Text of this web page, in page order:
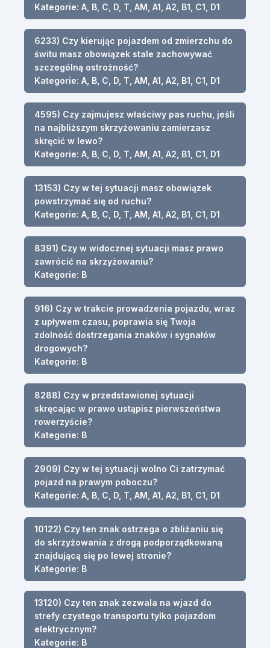
Kategorie: A, B, C, D, T, AM, A1, A2, B1, C1, D1
6233) Czy kierując pojazdem od zmierzchu do
świtu masz obowiązek stale zachowywać
szczególną ostrożność?
Kategorie: A, B, C, D, T, AM, A1, A2, B1, C1, D1
4595) Czy zajmujesz właściwy pas ruchu, jeśli
na najbliższym skrzyżowaniu zamierzasz
skręcić w lewo?
Kategorie: A, B, C, D, T, AM, A1, A2, B1, C1, D1
13153) Czy w tej sytuacji masz obowiązek
powstrzymać się od ruchu?
Kategorie: A, B, C, D, T, AM, A1, A2, B1, C1, D1
8391) Czy w widocznej sytuacji masz prawo
zawrócić na skrzyżowaniu?
Kategorie: B
916) Czy w trakcie prowadzenia pojazdu, wraz
z upływem czasu, poprawia się Twoja
zdolność dostrzegania znaków i sygnałów
drogowych?
Kategorie: B
8288) Czy w przedstawionej sytuacji
skręcając w prawo ustąpisz pierwszeństwa
rowerzyście?
Kategorie: B
2909) Czy w tej sytuacji wolno Ci zatrzymać
pojazd na prawym poboczu?
Kategorie: A, B, C, D, T, AM, A1, A2, B1, C1, D1
10122) Czy ten znak ostrzega o zbliżaniu się
do skrzyżowania z drogą podporządkowaną
znajdującą się po lewej stronie?
Kategorie: B
13120) Czy ten znak zezwala na wjazd do
strefy czystego transportu tylko pojazdom
elektrycznym?
Kategorie: B